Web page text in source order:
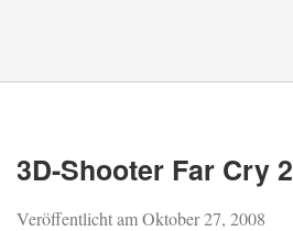
3D-Shooter Far Cry 2
Veröffentlicht amOktober 27, 2008